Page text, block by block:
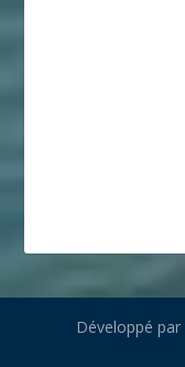
Développé par